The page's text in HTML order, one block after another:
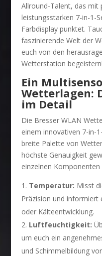
Allround-Talent, das mit
leistungsstarken 7-in-1-
Farbdisplay punktet.
faszinierende Welt der
euch von den
Wetterstation begeistern!
Ein
Wetterlagen:
im Detail
Die Bresser WLAN
einem innovativen 7-in-
breite Palette von
höchste Genauigkeit
einzelnen Komponenten
Temperatur: Misst
Präzision und informiert
oder Kälteentwicklung.
Luftfeuchtigkeit:
um euch ein
und Schimmelbildung